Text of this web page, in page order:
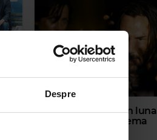
Despre
Ce filme vedem în luna
decembrie la cinema